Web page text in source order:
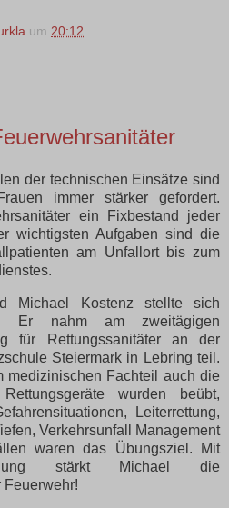
um 20:12
der technischen Einsätze sind
immer stärker gefordert.
ein Fixbestand jeder
wichtigsten Aufgaben sind die
am Unfallort bis zum
Michael Kostenz stellte sich
Er nahm am zweitägigen
für Rettungssanitäter an der
Steiermark in Lebring teil.
medizinischen Fachteil auch die
wurden beübt,
Leiterrettung,
Verkehrsunfall Management
waren das Übungsziel. Mit
stärkt Michael die
Feuerwehr!